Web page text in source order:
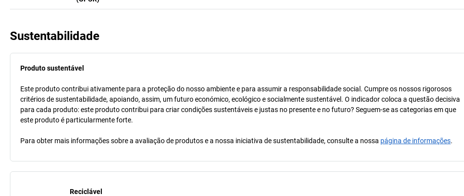
Sustentabilidade
Produto sustentável
Este produto contribui ativamente para a proteção do nosso ambiente e para assumir a responsabilidade social. Cumpre os nossos rigorosos
critérios de sustentabilidade, apoiando, assim, um futuro económico, ecológico e socialmente sustentável. O indicador coloca a questão decisiva
para cada produto: este produto contribui para criar condições sustentáveis e justas no presente e no futuro? Seguem-se as categorias em que
este produto é particularmente forte.
Para obter mais informações sobre a avaliação de produtos e a nossa iniciativa de sustentabilidade, consulte a nossa página de informações.
Reciclável